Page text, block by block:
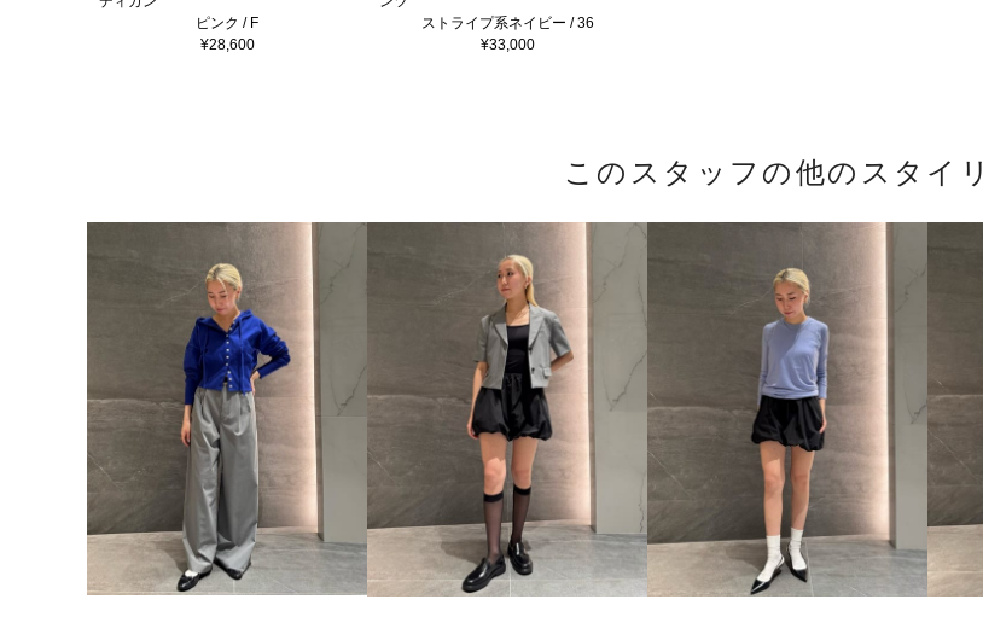
ピンク / F
¥28,600
ストライプ系ネイビー / 36
¥33,000
このスタッフの他のスタイ